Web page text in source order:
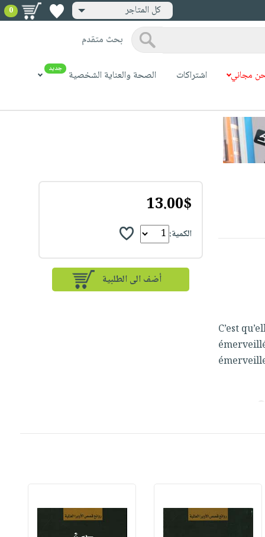
كل المتاجر 0
بحث متقدم
مجاني اشتراكات الصحة والعناية الشخصية جديد
C’est
13.00$
الكمية:
أضف الى الطلبية